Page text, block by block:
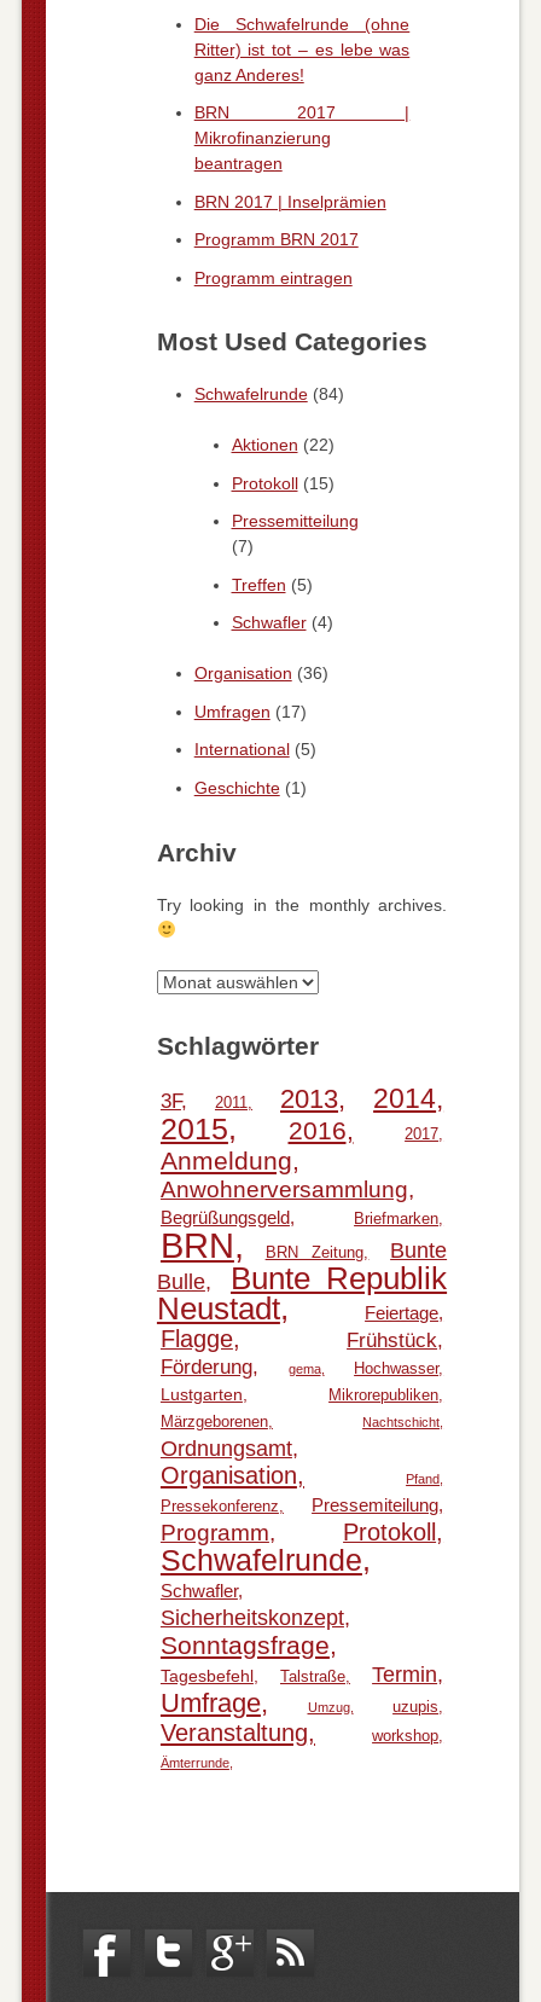
Die Schwafelrunde (ohne
Ritter) ist tot – es lebe was
ganz Anderes!
BRN 2017 |
Mikrofinanzierung
beantragen
BRN 2017 | Inselprämien
Programm BRN 2017
Programm eintragen
Most Used Categories
Schwafelrunde(84)
Aktionen (22)
Protokoll(15)
Pressemitteilung
(7)
Treffen (5)
Schwafler(4)
Organisation (36)
Umfragen (17)
International(5)
Geschichte(1)
Archiv
Try looking in the monthly archives.
Archiv
Schlagwörter
3F 2011 2013 2014
2015 2016 2017
Anmeldung
Anwohnerversammlung
Begrüßungsgeld Briefmarken
BRN BRN Zeitung
Bunte
Bulle
Bunte Republik
Neustadt
Feiertage
Flagge Frühstück
Förderung gema Hochwasser
Lustgarten
Mikrorepubliken
Märzgeborenen
Nachtschicht
Ordnungsamt
Organisation Pfand
Pressekonferenz Pressemiteilung
Programm Protokoll
Schwafelrunde
Schwafler
Sicherheitskonzept
Sonntagsfrage
Tagesbefehl Talstraße Termin
Umfrage Umzug uzupis
Veranstaltung workshop
Ämterrunde